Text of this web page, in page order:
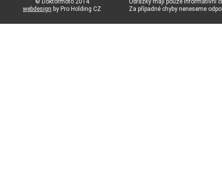
© Doktormoto 2014
webdesign by Pro Holding CZ
Obrázky mají pouze informativní
Za případné chyby neneseme